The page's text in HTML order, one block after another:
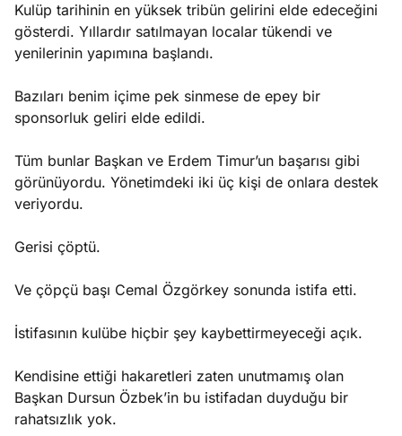
Kulüp tarihinin en yüksek tribün gelirini elde edeceğini
gösterdi. Yıllardır satılmayan localar tükendi ve
yenilerinin yapımına başlandı.
Bazıları benim içime pek sinmese de epey bir
sponsorluk geliri elde edildi.
Tüm bunlar Başkan ve Erdem Timur’un başarısı gibi
görünüyordu. Yönetimdeki iki üç kişi de onlara destek
veriyordu.
Gerisi çöptü.
Ve çöpçü başı Cemal Özgörkey sonunda istifa etti.
İstifasının kulübe hiçbir şey kaybettirmeyeceği açık.
Kendisine ettiği hakaretleri zaten unutmamış olan
Başkan Dursun Özbek’in bu istifadan duyduğu bir
rahatsızlık yok.